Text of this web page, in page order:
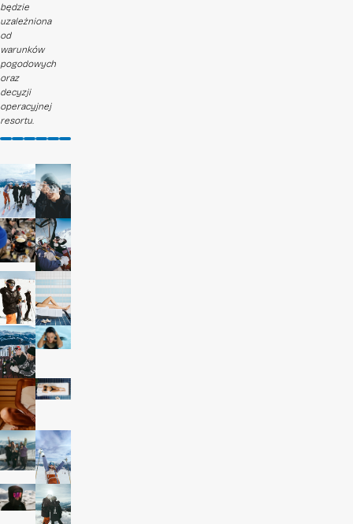
będzie
uzależniona
od
warunków
pogodowych
oraz
decyzji
operacyjnej
resortu.